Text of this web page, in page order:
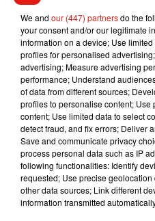
Voir cette publication sur
At Super Bowl �xÈ�xÈwith
�x�x܍ @ladygaga @ladygaga_monsters4life �x
#ladygaga #ladygaganews
#ladygagaenigma
#starisbornmovie
#ladygagabradleycooper
#thefame#hauslaboratories
#gagafivefootwo #astarisborn
We and our (447) partnersdo the
your consent and/or our legitimate
information on a device; Use
profiles for personalised
advertising; Measure advertising
performance; Understand
of data from different sources;
profiles to personalise content;
content; Use limited data to select
detect fraud, and fix errors; Deliver
Save and communicate privacy
process personal data such as IP
following functionalities: Identify
requested; Use precise
other data sources; Link different
information transmitted